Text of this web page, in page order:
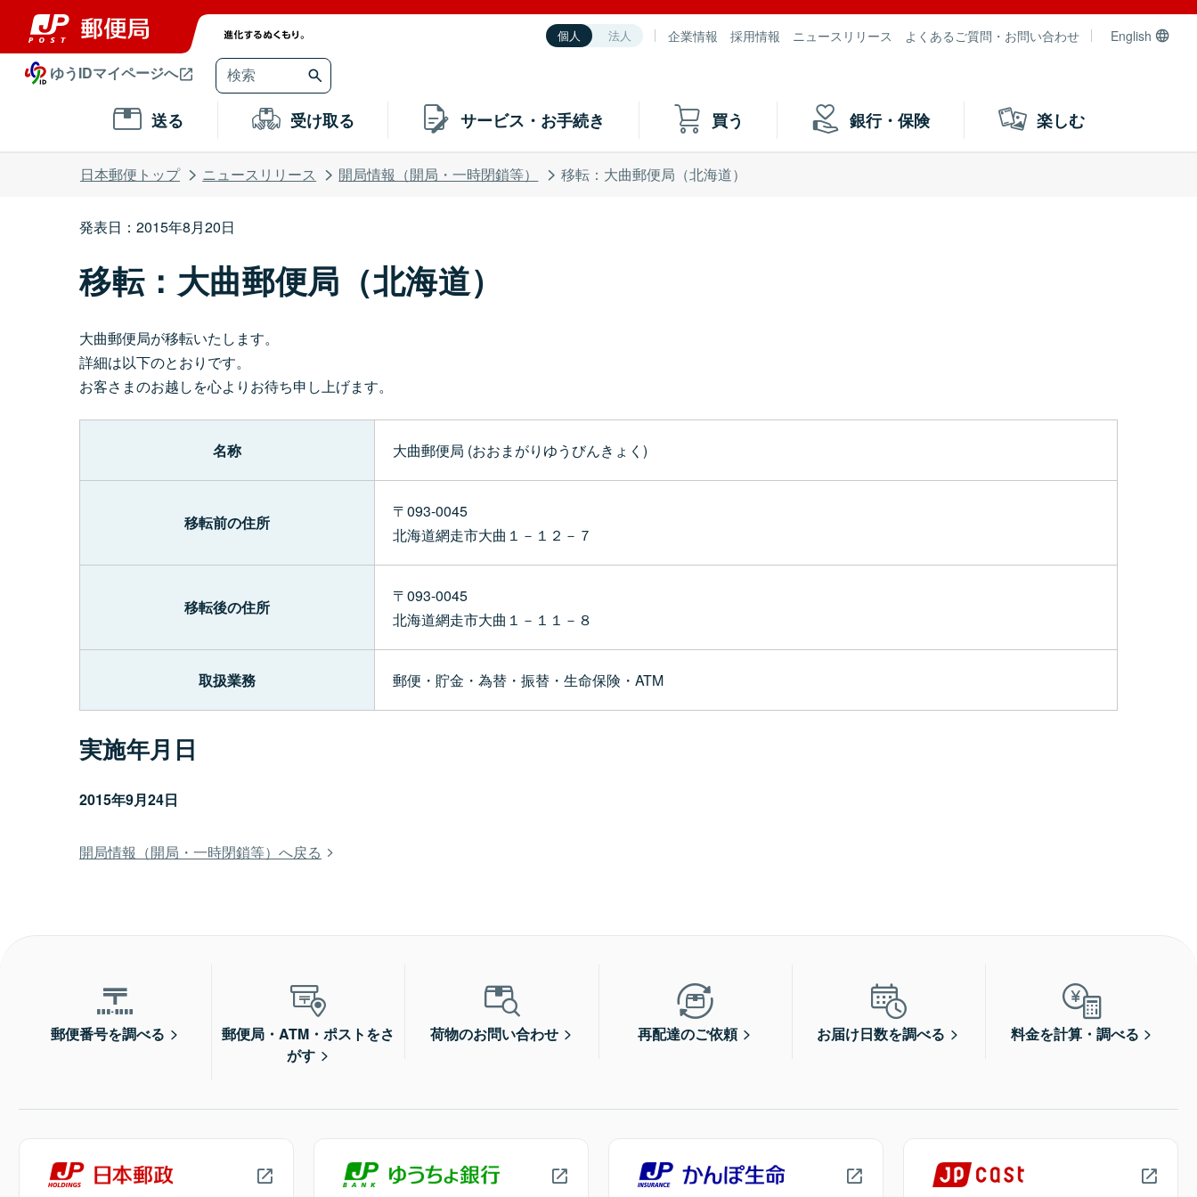
個人 法人 企業情報 採用情報 ニュースリリース よくあるご質問・お問い合わせ English
ゆうIDマイページへ
送る 受け取る サービス・お手続き 買う 銀行・保険 楽しむ
日本郵便トップ ニュースリリース 開局情報（開局・一時閉鎖等） 移転：大曲郵便局（北海道）
発表日：2015年8月20日
移転：大曲郵便局（北海道）
大曲郵便局が移転いたします。
詳細は以下のとおりです。
お客さまのお越しを心よりお待ち申し上げます。
名称 大曲郵便局 (おおまがりゆうびんきょく)
移転前の住所
〒093-0045
北海道網走市大曲１－１２－７
移転後の住所
〒093-0045
北海道網走市大曲１－１１－８
取扱業務 郵便・貯金・為替・振替・生命保険・ATM
実施年月日
2015年9月24日
開局情報（開局・一時閉鎖等）へ戻る
郵便番号を調べる
郵便局・ATM・ポストをさ
がす
荷物のお問い合わせ 再配達のご依頼 お届け日数を調べる 料金を計算・調べる